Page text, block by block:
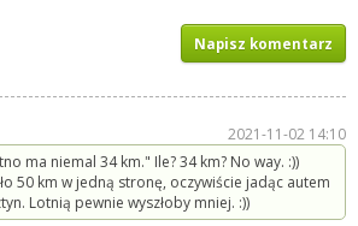
Napisz komentarz
2021-11-02 14:10
ma niemal 34 km." Ile? 34 km? No way. :))
50 km w jedną stronę, oczywiście jadąc autem
Lotnią pewnie wyszłoby mniej. :))